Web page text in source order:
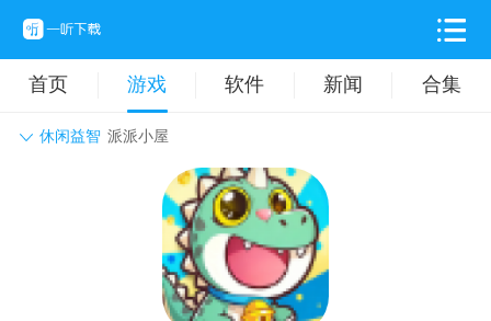
首页 游戏 软件 新闻 合集
休闲益智 派派小屋
动作格斗 休闲益智
卡牌对战 音乐舞蹈
挂机养成